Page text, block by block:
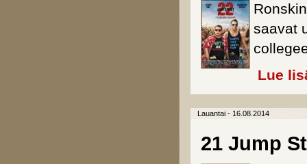
saavat
Lue
Lauantai - 16.08.2014
21 Jump